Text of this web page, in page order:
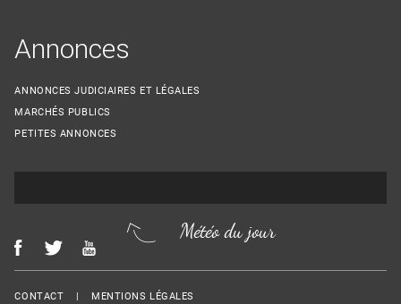
Annonces
ANNONCES JUDICIAIRES ET LÉGALES
MARCHÉS PUBLICS
PETITES ANNONCES
Météo du jour
Menu Footer
CONTACT MENTIONS LÉGALES